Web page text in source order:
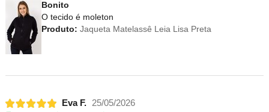
Bonito
O tecido é moleton
Produto: Jaqueta Matelassê Leia Lisa Preta
Eva F.
25/05/2026